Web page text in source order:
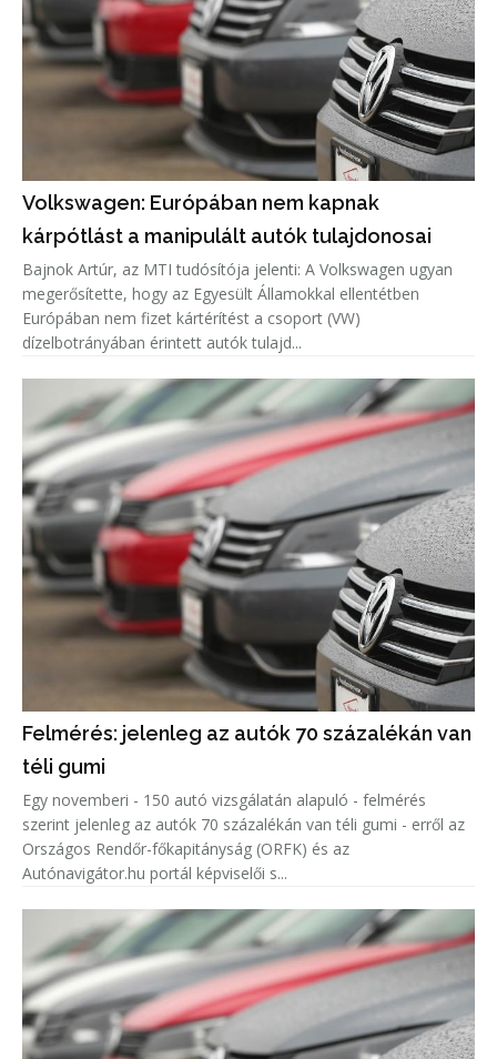
Volkswagen: Európában nem kapnak
kárpótlást a manipulált autók tulajdonosai
Bajnok Artúr, az MTI tudósítója jelenti: A Volkswagen ugyan
megerősítette, hogy az Egyesült Államokkal ellentétben
Európában nem fizet kártérítést a csoport (VW)
dízelbotrányában érintett autók tulajd...
Felmérés: jelenleg az autók 70 százalékán van
téli gumi
Egy novemberi - 150 autó vizsgálatán alapuló - felmérés
szerint jelenleg az autók 70 százalékán van téli gumi - erről az
Országos Rendőr-főkapitányság (ORFK) és az
Autónavigátor.hu portál képviselői s...